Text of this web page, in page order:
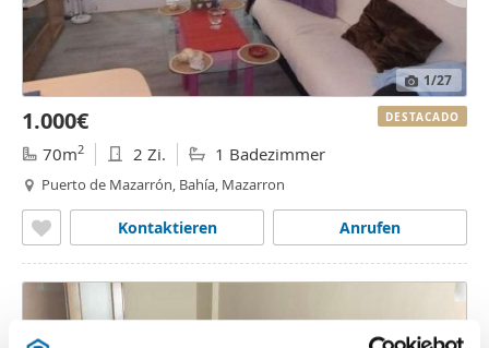
1/27
1.000€
70m2 2 Zi. 1 Badezimmer
Puerto de Mazarrón, Bahía, Mazarron
Anrufen
Kontaktieren
DESTACADO